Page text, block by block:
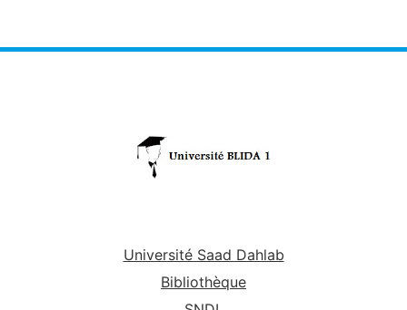
Université Saad Dahlab
Bibliothèque